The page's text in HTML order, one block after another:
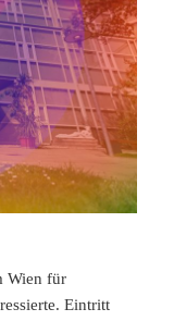
Wien für
Eintritt